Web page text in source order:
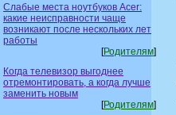
Слабые места ноутбуков Acer:
какие неисправности чаще
возникают после нескольких лет
работы
[Родителям]
Когда телевизор выгоднее
отремонтировать, а когда лучше
заменить новым
[Родителям]